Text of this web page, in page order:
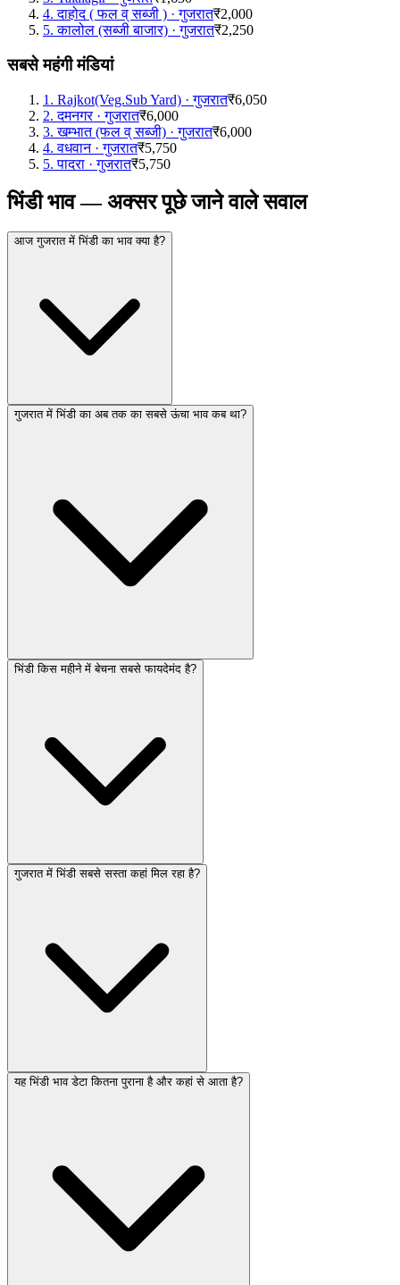
4.दाहोद ( फल व् सब्जी ) ·गुजरात₹2,000
5.कालोल (सब्जी बाजार) ·गुजरात₹2,250
सबसे महंगी मंडियां
1 . Rajkot(Veg.Sub Yard) ·गुजरात₹6,050
2.दमनगर ·गुजरात₹6,000
3.खम्भात (फल व् सब्जी) ·गुजरात₹6,000
4.वधवान·गुजरात₹5,750
5.पादरा ·गुजरात₹5,750
भिंडी भाव — अक्सर पूछे जाने वाले सवाल
आज गुजरात में भिंडी का भाव क्या है?
गुजरात में भिंडी का अब तक का सबसे ऊंचा भाव कब था?
भिंडी किस महीने में बेचना सबसे फायदेमंद है?
गुजरात में भिंडी सबसे सस्ता कहां मिल रहा है?
यह भिंडी भाव डेटा कितना पुराना है और कहां से आता है?